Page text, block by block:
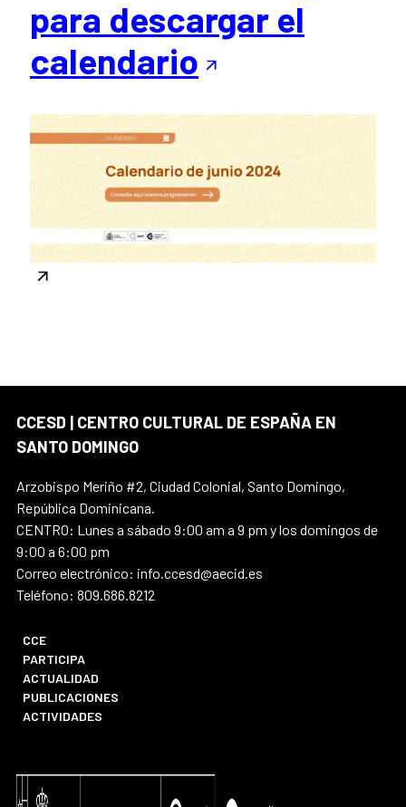
para descargar el
calendario
CCESD | CENTRO CULTURAL DE ESPAÑA EN
SANTO DOMINGO
Arzobispo Meriño #2, Ciudad Colonial, Santo Domingo,
República Dominicana.
CENTRO: Lunes a sábado 9:00 am a 9 pm y los domingos de
9:00 a 6:00 pm
Correo electrónico: info.ccesd@aecid.es
Teléfono: 809.686.8212
CCE
PARTICIPA
ACTUALIDAD
PUBLICACIONES
ACTIVIDADES